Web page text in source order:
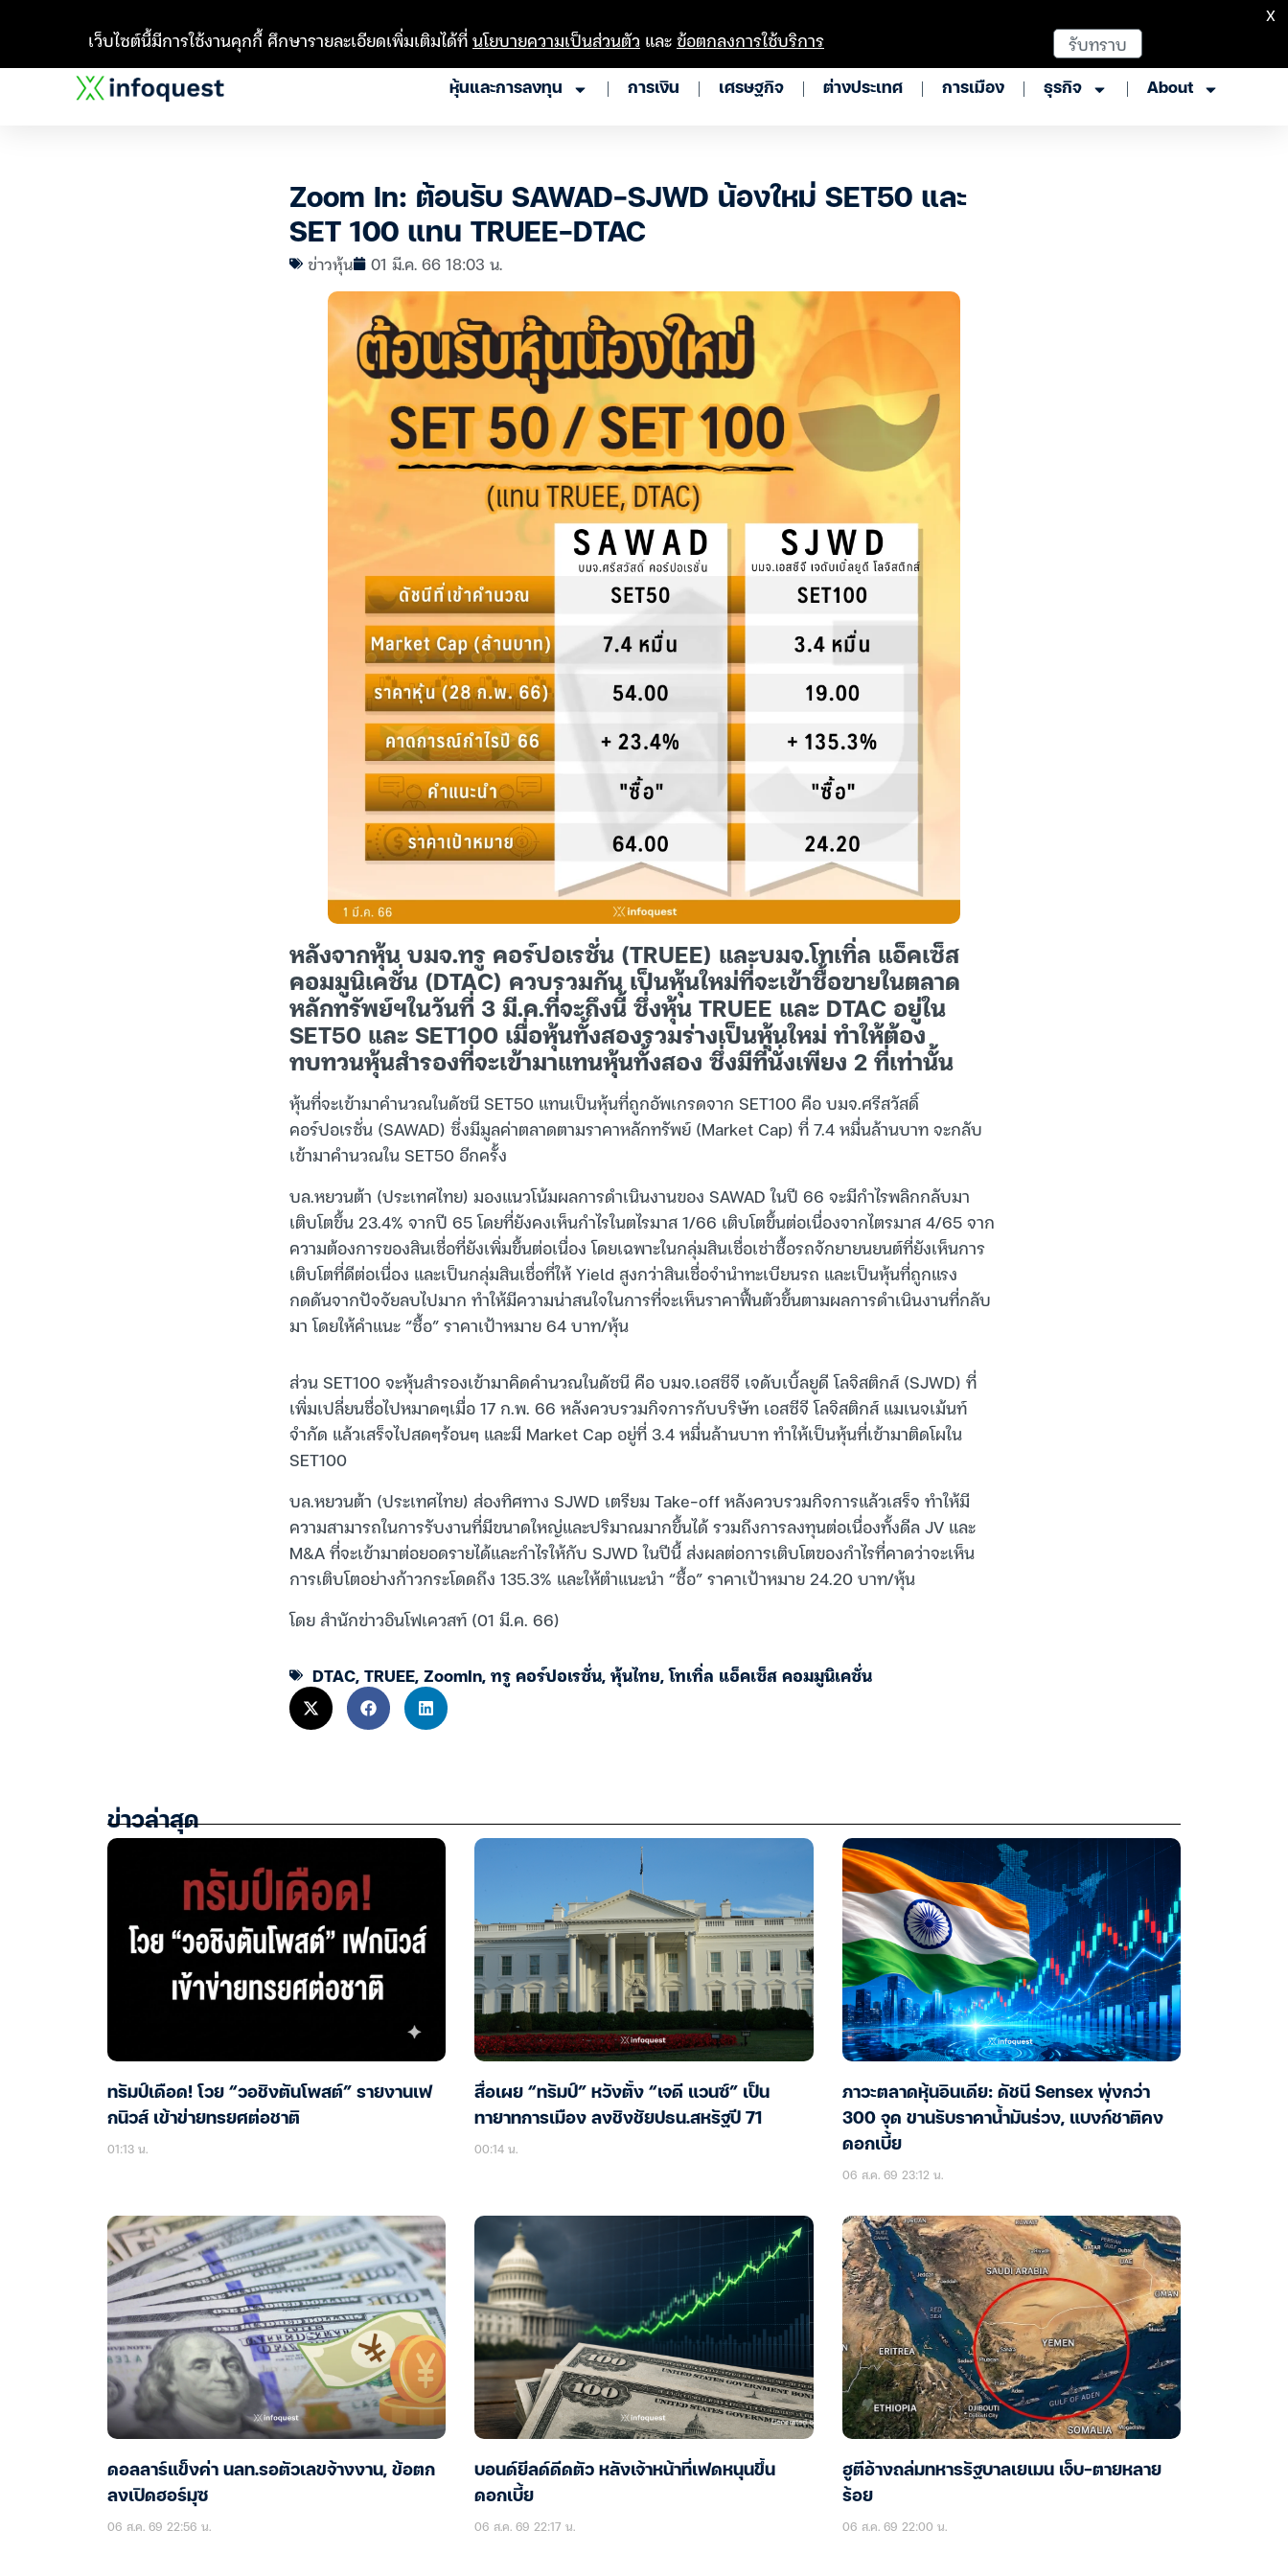
หุ้นและการลงทุน การเงิน เศรษฐกิจ ต่างประเทศ การเมือง ธุรกิจ About
Zoom In: ต้อนรับ SAWAD-SJWD น้องใหม่ SET50 และ
SET 100 แทน TRUEE-DTAC
ข่าวหุ้น 01 มี.ค. 66 18:03 น.
หลังจากหุ้น บมจ.ทรู คอร์ปอเรชั่น (TRUEE) และบมจ.โทเทิ่ล แอ็คเซ็ส
คอมมูนิเคชั่น (DTAC) ควบรวมกัน เป็นหุ้นใหม่ที่จะเข้าซื้อขายในตลาด
หลักทรัพย์ฯในวันที่ 3 มี.ค.ที่จะถึงนี้ ซึ่งหุ้น TRUEE และ DTAC อยู่ใน
SET50 และ SET100 เมื่อหุ้นทั้งสองรวมร่างเป็นหุ้นใหม่ ทำให้ต้อง
ทบทวนหุ้นสำรองที่จะเข้ามาแทนหุ้นทั้งสอง ซึ่งมีที่นั่งเพียง 2 ที่เท่านั้น
หุ้นที่จะเข้ามาคำนวณในดัชนี SET50 แทนเป็นหุ้นที่ถูกอัพเกรดจาก SET100 คือ บมจ.ศรีสวัสดิ์
คอร์ปอเรชั่น (SAWAD) ซึ่งมีมูลค่าตลาดตามราคาหลักทรัพย์ (Market Cap) ที่ 7.4 หมื่นล้านบาท จะกลับ
เข้ามาคำนวณใน SET50 อีกครั้ง
บล.หยวนต้า (ประเทศไทย) มองแนวโน้มผลการดำเนินงานของ SAWAD ในปี 66 จะมีกำไรพลิกกลับมา
เติบโตขึ้น 23.4% จากปี 65 โดยที่ยังคงเห็นกำไรในตไรมาส 1/66 เติบโตขึ้นต่อเนื่องจากไตรมาส 4/65 จาก
ความต้องการของสินเชื่อที่ยังเพิ่มขึ้นต่อเนื่อง โดยเฉพาะในกลุ่มสินเชื่อเช่าซื้อรถจักยายนยนต์ที่ยังเห็นการ
เติบโตที่ดีต่อเนื่อง และเป็นกลุ่มสินเชื่อที่ให้ Yield สูงกว่าสินเชื่อจำนำทะเบียนรถ และเป็นหุ้นที่ถูกแรง
กดดันจากปัจจัยลบไปมาก ทำให้มีความน่าสนใจในการที่จะเห็นราคาฟื้นตัวขึ้นตามผลการดำเนินงานที่กลับ
มา โดยให้คำแนะ “ซื้อ” ราคาเป้าหมาย 64 บาท/หุ้น
ส่วน SET100 จะหุ้นสำรองเข้ามาคิดคำนวณในดัชนี คือ บมจ.เอสซีจี เจดับเบิ้ลยูดี โลจิสติกส์ (SJWD) ที่
เพิ่มเปลี่ยนชื่อไปหมาดๆเมื่อ 17 ก.พ. 66 หลังควบรวมกิจการกับบริษัท เอสซีจี โลจิสติกส์ แมเนจเม้นท์
จำกัด แล้วเสร็จไปสดๆร้อนๆ และมี Market Cap อยู่ที่ 3.4 หมื่นล้านบาท ทำให้เป็นหุ้นที่เข้ามาติดโผใน
SET100
บล.หยวนต้า (ประเทศไทย) ส่องทิศทาง SJWD เตรียม Take-off หลังควบรวมกิจการแล้วเสร็จ ทำให้มี
ความสามารถในการรับงานที่มีขนาดใหญ่และปริมาณมากขึ้นได้ รวมถึงการลงทุนต่อเนื่องทั้งดีล JV และ
M&A ที่จะเข้ามาต่อยอดรายได้และกำไรให้กับ SJWD ในปีนี้ ส่งผลต่อการเติบโตของกำไรที่คาดว่าจะเห็น
การเติบโตอย่างก้าวกระโดดถึง 135.3% และให้ตำแนะนำ “ซื้อ” ราคาเป้าหมาย 24.20 บาท/หุ้น
โดย สำนักข่าวอินโฟเควสท์ (01 มี.ค. 66)
DTAC,TRUEE,ZoomIn,ทรู คอร์ปอเรชั่น,หุ้นไทย,โทเทิ่ล แอ็คเซ็ส คอมมูนิเคชั่น
ข่าวล่าสุด
ทรัมป์เดือด! โวย “วอชิงตันโพสต์” รายงานเฟ
กนิวส์ เข้าข่ายทรยศต่อชาติ
01:13 น.
สื่อเผย “ทรัมป์” หวังตั้ง “เจดี แวนซ์” เป็น
ทายาทการเมือง ลงชิงชัยปธน.สหรัฐปี 71
00:14 น.
ภาวะตลาดหุ้นอินเดีย: ดัชนี Sensex พุ่งกว่า
300 จุด ขานรับราคาน้ำมันร่วง, แบงก์ชาติคง
ดอกเบี้ย
06 ส.ค. 69 23:12 น.
ดอลลาร์แข็งค่า นลท.รอตัวเลขจ้างงาน, ข้อตก
ลงเปิดฮอร์มุซ
06 ส.ค. 69 22:56 น.
บอนด์ยีลด์ดีดตัว หลังเจ้าหน้าที่เฟดหนุนขึ้น
ดอกเบี้ย
06 ส.ค. 69 22:17 น.
ฮูตีอ้างถล่มทหารรัฐบาลเยเมน เจ็บ-ตายหลาย
ร้อย
06 ส.ค. 69 22:00 น.
เว็บไซต์นี้มีการใช้งานคุกกี้ ศึกษารายละเอียดเพิ่มเติมได้ที่นโยบายความเป็นส่วนตัว และข้อตกลงการใช้บริการ รับทราบ
X